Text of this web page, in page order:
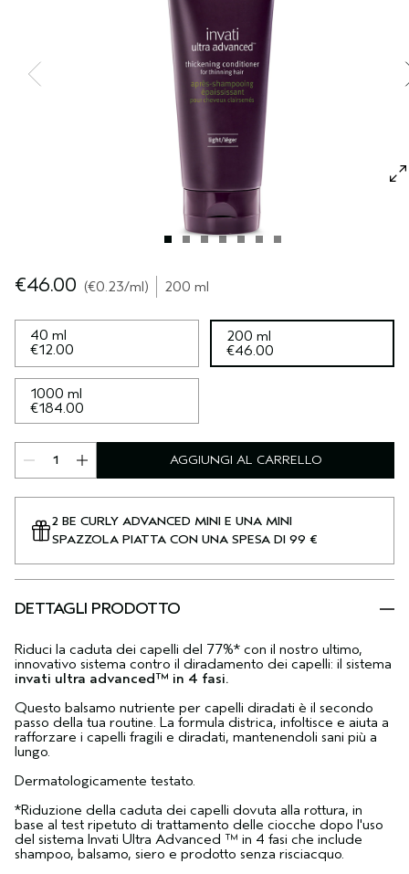
CUOIO CAPELLUTO SENSIBILE
TUTTE LE COLLEZIONI
€46.00 €0.23/ml 200 ml
40 ml
€12.00
200 ml
€46.00
1000 ml
€184.00
AGGIUNGI AL CARRELLO
2 BE CURLY ADVANCED MINI E UNA MINI
SPAZZOLA PIATTA CON UNA SPESA DI 99 €
DETTAGLI PRODOTTO
Riduci la caduta dei capelli del 77%* con il nostro ultimo,
innovativo sistema contro il diradamento dei capelli: il sistema
invati ultra advanced™ in 4 fasi.
Questo balsamo nutriente per capelli diradati è il secondo
passo della tua routine. La formula districa, infoltisce e aiuta a
rafforzare i capelli fragili e diradati, mantenendoli sani più a
lungo.
Dermatologicamente testato.
*Riduzione della caduta dei capelli dovuta alla rottura, in
base al test ripetuto di trattamento delle ciocche dopo l'uso
del sistema Invati Ultra Advanced ™ in 4 fasi che include
shampoo, balsamo, siero e prodotto senza risciacquo.